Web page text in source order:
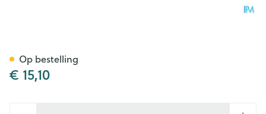
€ 15,10
Op bestelling